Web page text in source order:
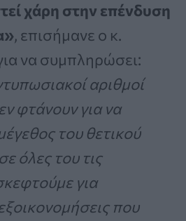
χάρη στην επένδυση
, επισήμανε ο κ.
να συμπληρώσει:
αριθμοί
φτάνουν για να
του θετικού
όλες του τις
για
που